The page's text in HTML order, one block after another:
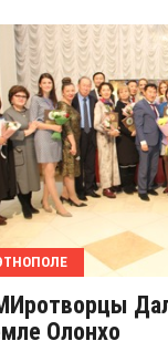
Олонхо